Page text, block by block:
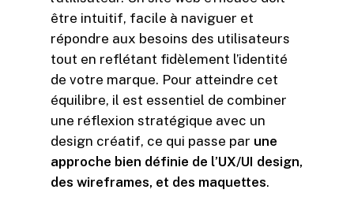
être intuitif, facile à naviguer et
répondre aux besoins des utilisateurs
tout en reflétant fidèlement l’identité
de votre marque. Pour atteindre cet
équilibre, il est essentiel de combiner
une réflexion stratégique avec un
design créatif, ce qui passe par une
approche bien définie de l’UX/UI design,
des wireframes, et des maquettes.